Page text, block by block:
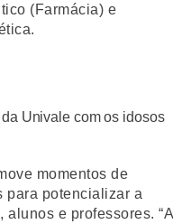
(Farmácia) e
Univale com os idosos
momentos de
para potencializar a
e professores. “A